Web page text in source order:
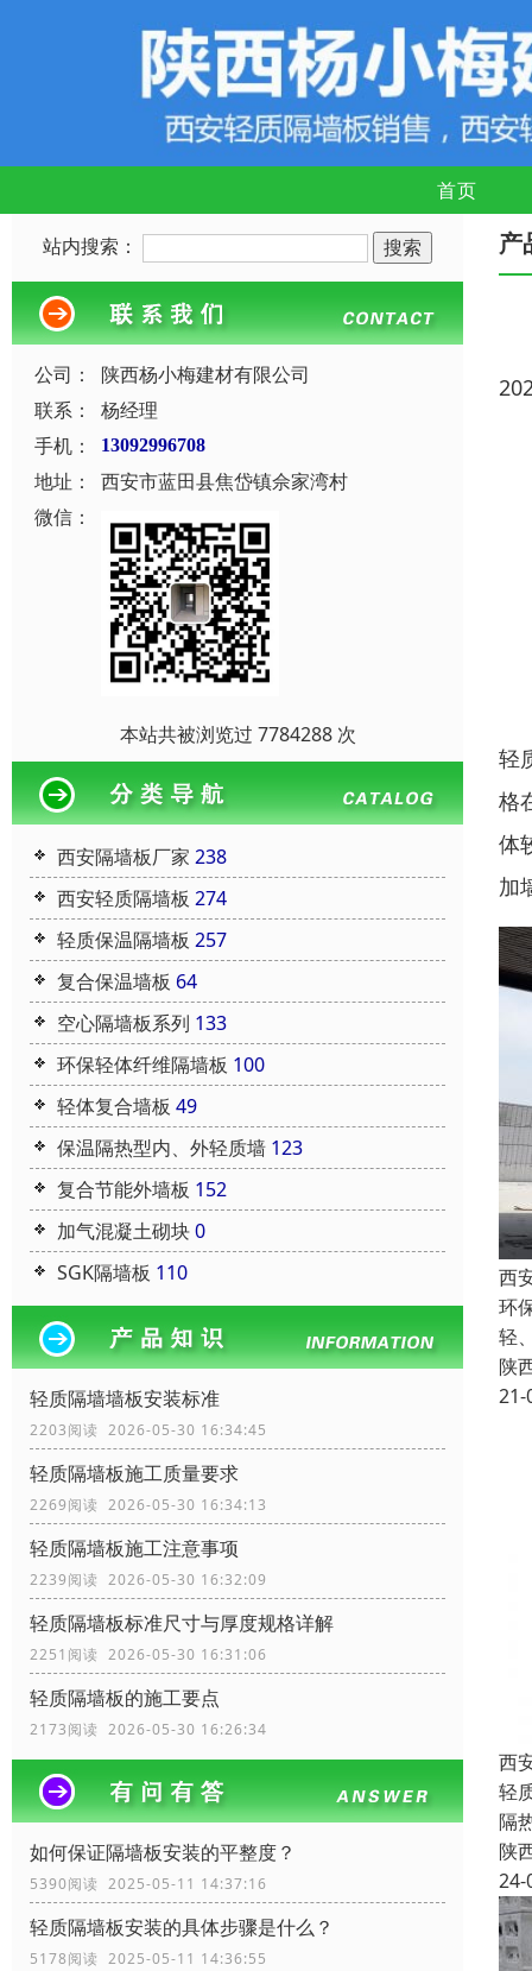
首页
站内搜索：
公司：
陕西杨小梅建材有限公司
联系：
杨经理
手机：
13092996708
地址：
西安市蓝田县焦岱镇佘家湾村
微信：
本站共被浏览过 7784288 次
西安隔墙板厂家 238
西安轻质隔墙板 274
轻质保温隔墙板 257
复合保温墙板 64
空心隔墙板系列 133
环保轻体纤维隔墙板 100
轻体复合墙板 49
保温隔热型内、外轻质墙 123
复合节能外墙板 152
加气混凝土砌块0
SGK隔墙板 110
轻质隔墙墙板安装标准
2203阅读 2026-05-30 16:34:45
轻质隔墙板施工质量要求
2269阅读 2026-05-30 16:34:13
轻质隔墙板施工注意事项
2239阅读 2026-05-30 16:32:09
轻质隔墙板标准尺寸与厚度规格详解
2251阅读 2026-05-30 16:31:06
轻质隔墙板的施工要点
2173阅读 2026-05-30 16:26:34
如何保证隔墙板安装的平整度？
5390阅读 2025-05-11 14:37:16
轻质隔墙板安装的具体步骤是什么？
5178阅读 2025-05-11 14:36:55
产
轻
格
体
加
西
环
轻
陕
21-
西
轻
隔
陕
24-